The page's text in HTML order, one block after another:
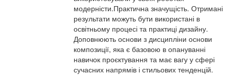
модерністи.Практична значущість. Отримані
результати можуть бути використані в
освітньому процесі та практиці дизайну.
Доповнюють основи з дисципліни основи
композиції, яка є базовою в опануванні
навичок проєктування та має вагу у сфері
сучасних напрямів і стильових тенденцій.